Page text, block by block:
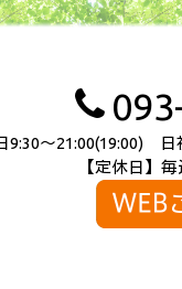
9:30～21:00(19:00) 日
【定休日】